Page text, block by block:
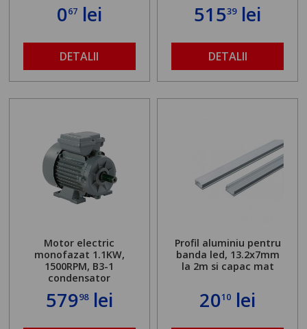
067lei
DETALII
51539lei
DETALII
Motor electric
monofazat 1.1KW,
1500RPM, B3-1
condensator
57998lei
Profil aluminiu pentru
banda led, 13.2x7mm
la 2m si capac mat
2010 lei